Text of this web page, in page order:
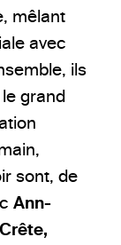
mêlant
avec
ils
grand
sont, de
Ann-